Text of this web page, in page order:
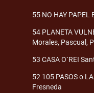
55 NO HAY
54 PLANETA
Morales, Pascual,
53 CASA O`REI
52 105 PASOS o
Fresneda